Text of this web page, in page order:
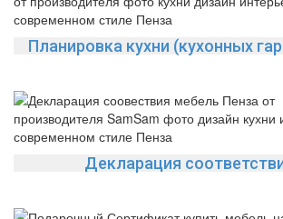
Планировка кухни (кухонных
Декларация